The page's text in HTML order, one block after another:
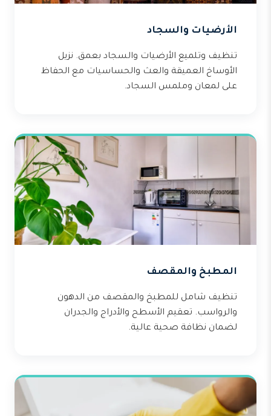
الأرضيات والسجاد
تنظيف وتلميع الأرضيات والسجاد بعمق. نزيل
الأوساخ العميقة والعث والحساسيات مع الحفاظ
على لمعان وملمس السجاد.
المطبخ والمقصف
تنظيف شامل للمطبخ والمقصف من الدهون
والرواسب. تعقيم الأسطح والأدراج والجدران
لضمان نظافة صحية عالية.